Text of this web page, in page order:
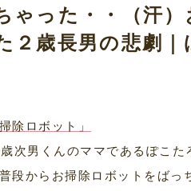
ゃった・・（汗
２歳長男の悲劇
除ロボット」
次男くんのママであるぽこ
段からお掃除ロボットをばっ